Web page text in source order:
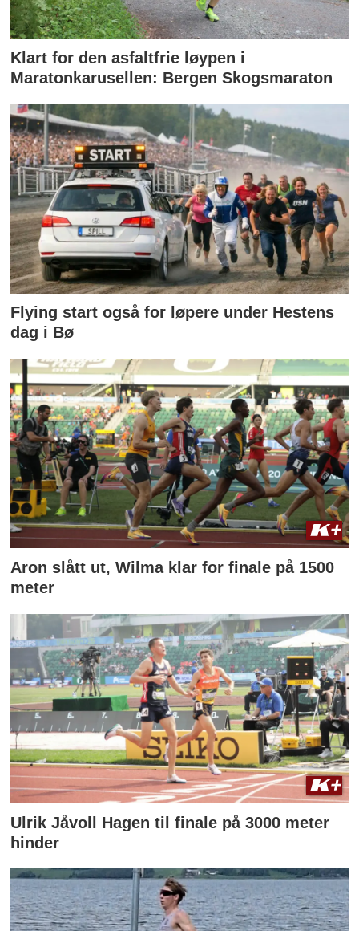
Klart for den asfaltfrie løypen i
Maratonkarusellen: Bergen Skogsmaraton
Flying start også for løpere under Hestens
dag i Bø
Aron slått ut, Wilma klar for finale på 1500
meter
Ulrik Jåvoll Hagen til finale på 3000 meter
hinder